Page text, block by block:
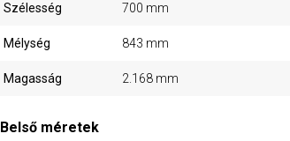
Szélesség 700 mm
Mélység 843 mm
Magasság 2.168 mm
Belső méretek